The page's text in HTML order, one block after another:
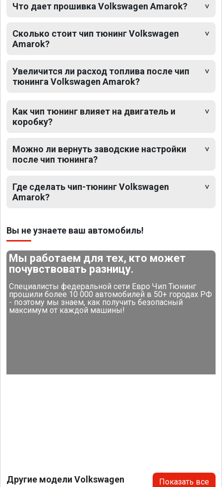
Что дает прошивка Volkswagen Amarok?
Сколько стоит чип тюнинг Volkswagen
Amarok?
Увеличится ли расход топлива после чип
тюнинга Volkswagen Amarok?
Как чип тюнинг влияет на двигатель и
коробку?
Можно ли вернуть заводские настройки
после чип тюнинга?
Где сделать чип-тюнинг Volkswagen
Amarok?
Вы не узнаете ваш автомобиль!
Мы работаем для тех, кто может
почувствовать разницу.
Специалисты федеральной сети Евро Чип Тюнинг
прошили более 10 000 автомобилей в 50+ городах РФ
- поэтому мы знаем, как получить безопасный
максимум от каждой машины!
Другие модели Volkswagen Показать все